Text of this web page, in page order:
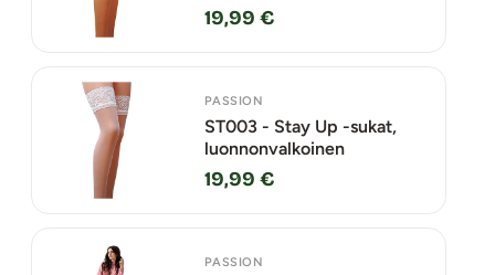
19,99 €
PASSION
ST003 - Stay Up -sukat,
luonnonvalkoinen
19,99 €
PASSION